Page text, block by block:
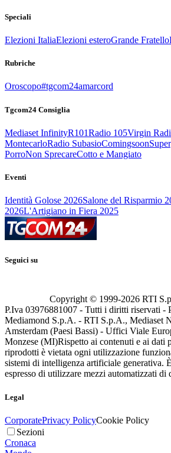
Speciali
Elezioni ItaliaElezioni esteroGrande Fratello
Rubriche
Oroscopo#tgcom24amarcord
Tgcom24 Consiglia
Mediaset InfinityR101Radio 105Virgin
MontecarloRadio SubasioComingsoon
PorroNon SprecareCotto e Mangiato
Eventi
Identità Golose 2026Salone del Risparmio
2026L'Artigiano in Fiera 2025
Seguici su
Copyright © 1999-2026 RTI
P.Iva 03976881007 - Tutti i diritti riservati -
Mediamond S.p.A. - RTI S.p.A., Mediaset
Amsterdam (Paesi Bassi) - Uffici Viale
Monzese (MI)Rispetto ai contenuti e ai dati
riprodotti è vietata ogni utilizzazione
sistemi di intelligenza artificiale generativa.
espresso di utilizzare mezzi automatizzati di
Legal
CorporatePrivacy PolicyCookie Policy
Sezioni
Cronaca